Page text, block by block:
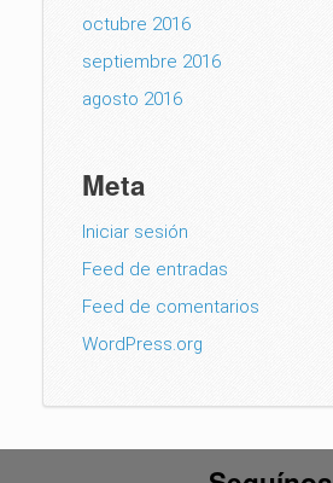
octubre 2016
septiembre 2016
agosto 2016
Meta
Iniciar sesión
Feed de entradas
Feed de comentarios
WordPress.org